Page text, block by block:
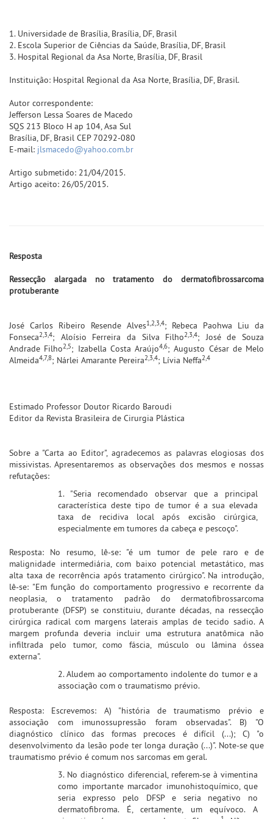
1. Universidade de Brasília, Brasília, DF, Brasil
2. Escola Superior de Ciências da Saúde, Brasília, DF, Brasil
3. Hospital Regional da Asa Norte, Brasília, DF, Brasil
Instituição: Hospital Regional da Asa Norte, Brasília, DF, Brasil.
Autor correspondente:
Jefferson Lessa Soares de Macedo
SQS 213 Bloco H ap 104, Asa Sul
Brasília, DF, Brasil CEP 70292-080
E-mail: jlsmacedo@yahoo.com.br
Artigo submetido: 21/04/2015.
Artigo aceito: 26/05/2015.
Resposta
Ressecção alargada no tratamento do dermatofibrossarcoma
protuberante
José Carlos Ribeiro Resende Alves1,2,3,4; Rebeca Paohwa Liu da
Fonseca2,3,4; Aloísio Ferreira da Silva Filho2,3,4; José de Souza
Andrade Filho2,5; Izabella Costa Araújo4,6; Augusto César de Melo
Almeida4,7,8; Nárlei Amarante Pereira2,3,4; Lívia Neffa2,4
Estimado Professor Doutor Ricardo Baroudi
Editor da Revista Brasileira de Cirurgia Plástica
Sobre a "Carta ao Editor", agradecemos as palavras elogiosas dos
missivistas. Apresentaremos as observações dos mesmos e nossas
refutações:
1. "Seria recomendado observar que a principal
característica deste tipo de tumor é a sua elevada
taxa de recidiva local após excisão cirúrgica,
especialmente em tumores da cabeça e pescoço".
Resposta: No resumo, lê-se: "é um tumor de pele raro e de
malignidade intermediária, com baixo potencial metastático, mas
alta taxa de recorrência após tratamento cirúrgico". Na introdução,
lê-se: "Em função do comportamento progressivo e recorrente da
neoplasia, o tratamento padrão do dermatofibrossarcoma
protuberante (DFSP) se constituiu, durante décadas, na ressecção
cirúrgica radical com margens laterais amplas de tecido sadio. A
margem profunda deveria incluir uma estrutura anatômica não
infiltrada pelo tumor, como fáscia, músculo ou lâmina óssea
externa".
2. Aludem ao comportamento indolente do tumor e a
associação com o traumatismo prévio.
Resposta: Escrevemos: A) "história de traumatismo prévio e
associação com imunossupressão foram observadas". B) "O
diagnóstico clínico das formas precoces é difícil (...); C) "o
desenvolvimento da lesão pode ter longa duração (...)". Note-se que
traumatismo prévio é comum nos sarcomas em geral.
3. No diagnóstico diferencial, referem-se à vimentina
como importante marcador imunohistoquímico, que
seria expresso pelo DFSP e seria negativo no
dermatofibroma. É, certamente, um equívoco. A